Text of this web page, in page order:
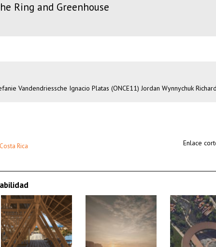
Ring and Greenhouse
Vandendriessche Ignacio Platas (ONCE11) Jordan Wynnychuk
Rica Enlace